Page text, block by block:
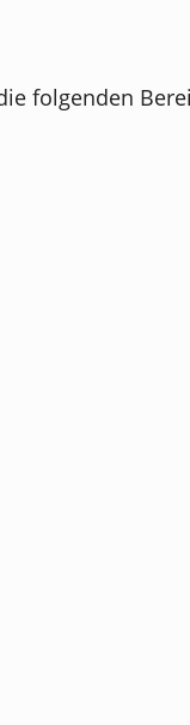
folgenden